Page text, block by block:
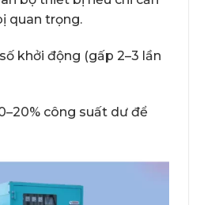
quan trọng.
khởi động (gấp 2–3 lần
công suất dư để